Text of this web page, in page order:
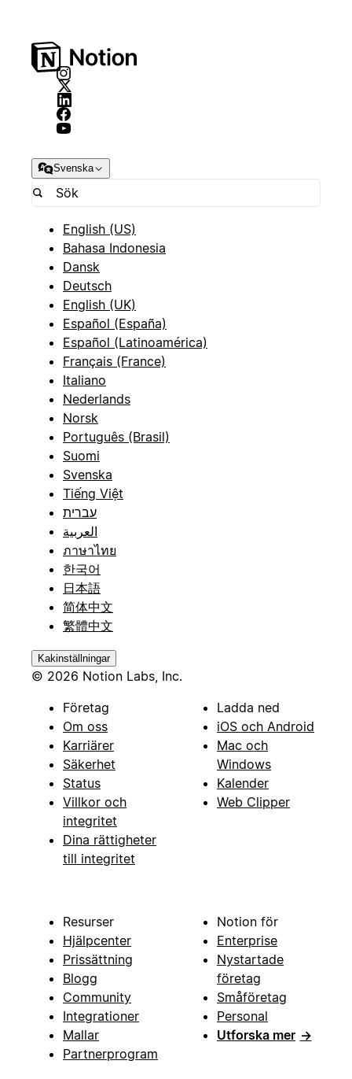
Svenska
English (US)
Bahasa Indonesia
Dansk
Deutsch
English (UK)
Español (España)
Español (Latinoamérica)
Français (France)
Italiano
Nederlands
Norsk
Português (Brasil)
Suomi
Svenska
Tiếng Việt
עברית
العربية
ภาษาไทย
한국어
日本語
简体中文
繁體中文
Kakinställningar
© 2026 Notion Labs, Inc.
Företag
Om oss
Karriärer
Säkerhet
Status
Villkor och
integritet
Dina rättigheter
till integritet
Ladda ned
iOS och Android
Mac och
Windows
Kalender
Web Clipper
Resurser
Hjälpcenter
Prissättning
Blogg
Community
Integrationer
Mallar
Partnerprogram
Notion för
Enterprise
Nystartade
företag
Småföretag
Personal
Utforska mer →